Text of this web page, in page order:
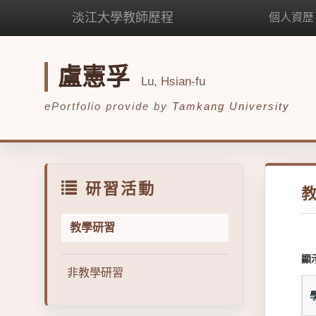
淡江大學教師歷程 個人資歷
盧憲孚 Lu, Hsian-fu
ePortfolio provide by Tamkang University
研習活動
教學研習
非教學研習
顯